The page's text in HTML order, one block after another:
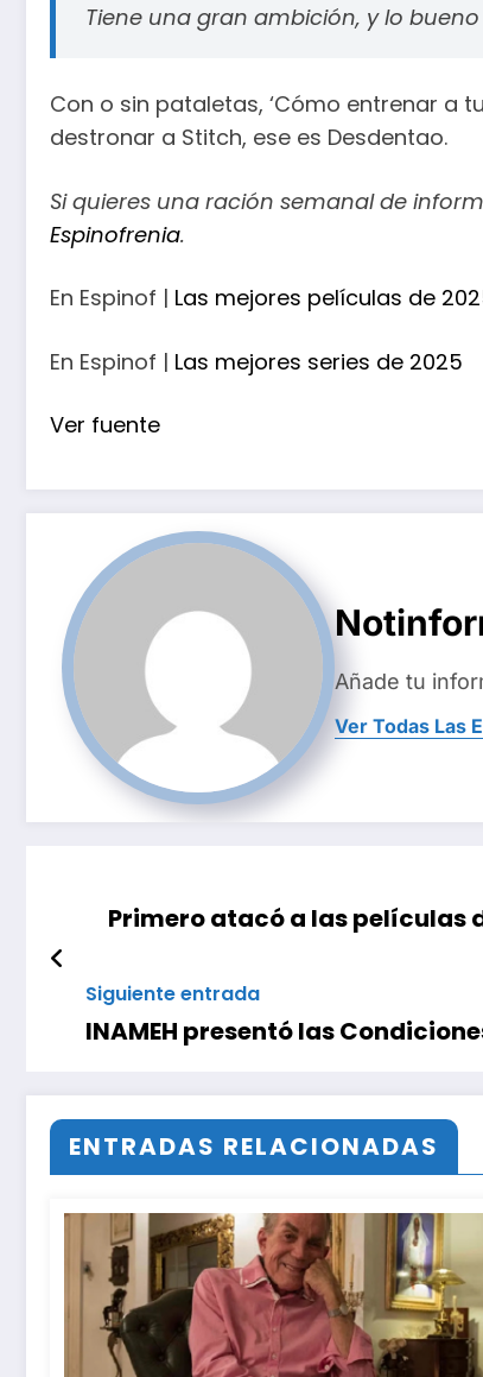
Tiene una gran ambición, y lo
Con o sin pataletas, ‘Cómo entrenar a
destronar a Stitch, ese es Desdentao.
Si quieres una ración semanal de
Espinofrenia.
En Espinof | Las mejores películas de
En Espinof | Las mejores series de 2025
Ver fuente
Añade tu
Ver Todas Las
Primero atacó a las películas
Siguiente entrada
INAMEH presentó las
ENTRADAS RELACIONADAS